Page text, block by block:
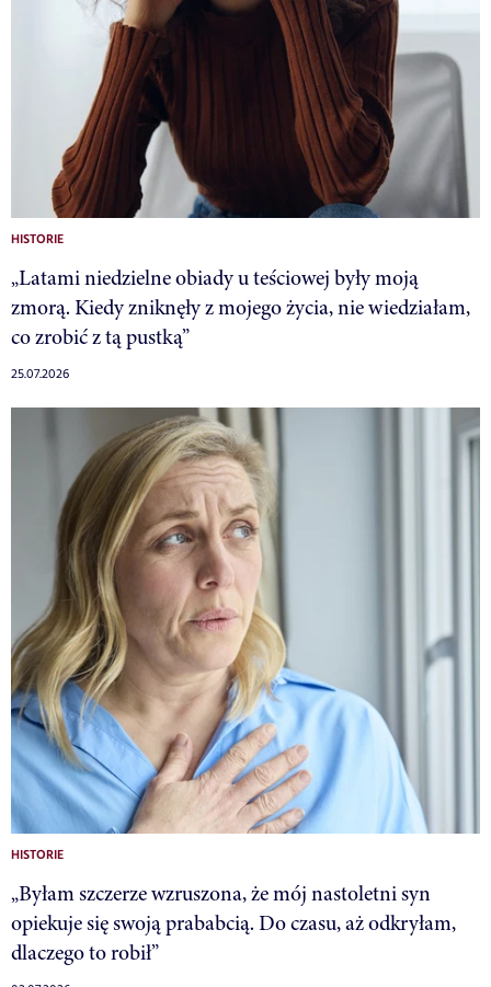
HISTORIE
„Latami niedzielne obiady u teściowej były moją
zmorą. Kiedy zniknęły z mojego życia, nie wiedziałam,
co zrobić z tą pustką”
25.07.2026
HISTORIE
„Byłam szczerze wzruszona, że mój nastoletni syn
opiekuje się swoją prababcią. Do czasu, aż odkryłam,
dlaczego to robił”